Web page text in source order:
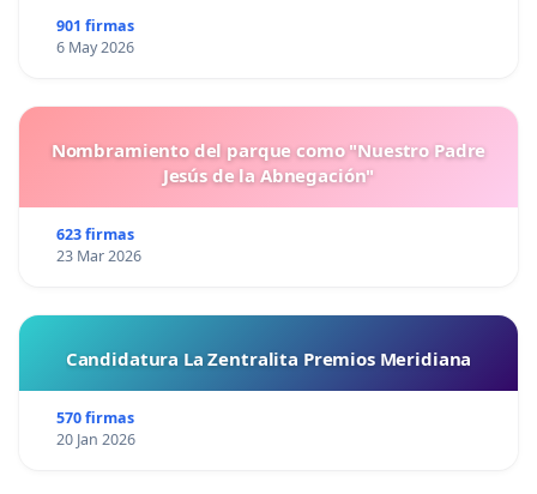
901 firmas
6 May 2026
Nombramiento del parque como "Nuestro Padre
Jesús de la Abnegación"
623 firmas
23 Mar 2026
Candidatura La Zentralita Premios Meridiana
570 firmas
20 Jan 2026